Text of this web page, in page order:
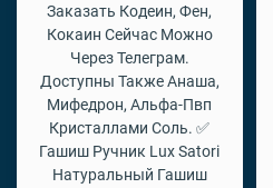
Заказать Кодеин, Фен,
Кокаин Сейчас Можно
Через Телеграм.
Доступны Также Анаша,
Мифедрон, Альфа-Пвп
Кристаллами Соль. ✅
Гашиш Ручник Lux Satori
Натуральный Гашиш